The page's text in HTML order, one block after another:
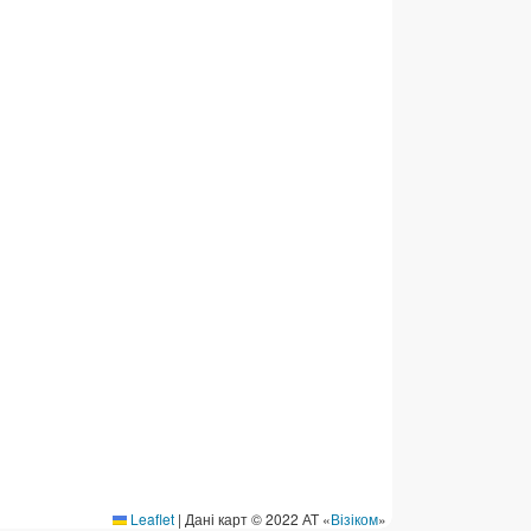
Leaflet | Дані карт © 2022 АТ «Візіком»